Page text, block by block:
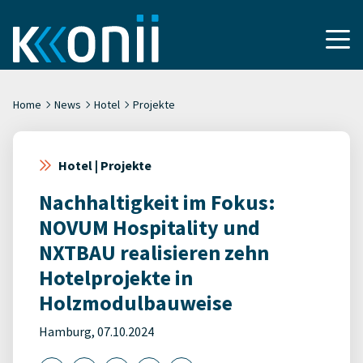
Home News Hotel Projekte
Hotel | Projekte
Nachhaltigkeit im Fokus:
NOVUM Hospitality und
NXTBAU realisieren zehn
Hotelprojekte in
Holzmodulbauweise
Hamburg, 07.10.2024